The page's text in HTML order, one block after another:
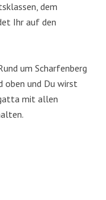
dem
Ihr auf den
um Scharfenberg
oben und Du wirst
mit allen